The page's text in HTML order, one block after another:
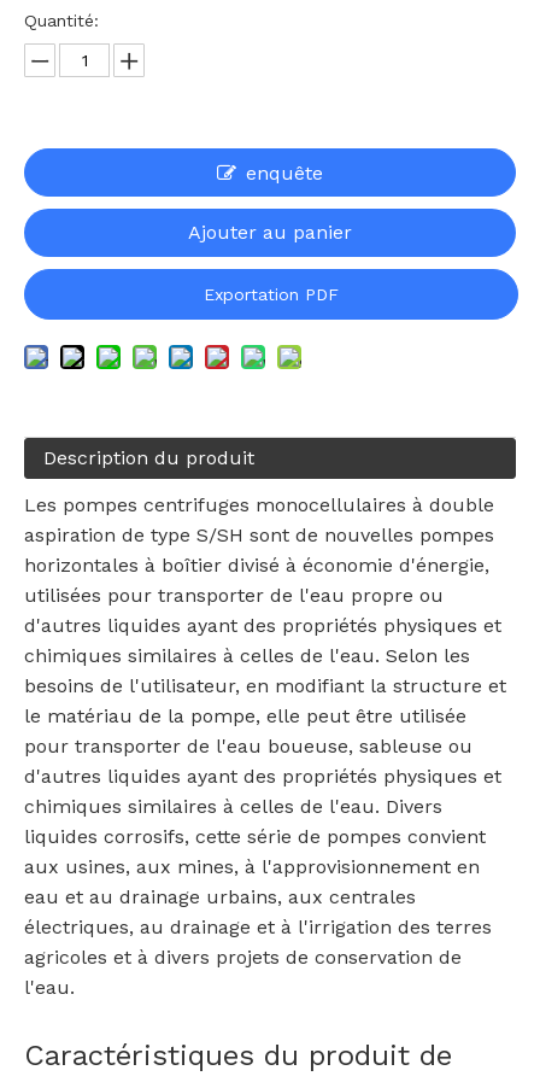
Quantité:
enquête
Ajouter au panier
Exportation PDF
Description du produit
Les pompes centrifuges monocellulaires à double
aspiration de type S/SH sont de nouvelles pompes
horizontales à boîtier divisé à économie d'énergie,
utilisées pour transporter de l'eau propre ou
d'autres liquides ayant des propriétés physiques et
chimiques similaires à celles de l'eau. Selon les
besoins de l'utilisateur, en modifiant la structure et
le matériau de la pompe, elle peut être utilisée
pour transporter de l'eau boueuse, sableuse ou
d'autres liquides ayant des propriétés physiques et
chimiques similaires à celles de l'eau. Divers
liquides corrosifs, cette série de pompes convient
aux usines, aux mines, à l'approvisionnement en
eau et au drainage urbains, aux centrales
électriques, au drainage et à l'irrigation des terres
agricoles et à divers projets de conservation de
l'eau.
Caractéristiques du produit de